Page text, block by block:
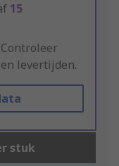
15
levertijden.
stuk